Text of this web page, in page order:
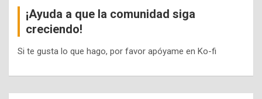
¡Ayuda a que la comunidad siga
creciendo!
Si te gusta lo que hago, por favor apóyame en Ko-fi